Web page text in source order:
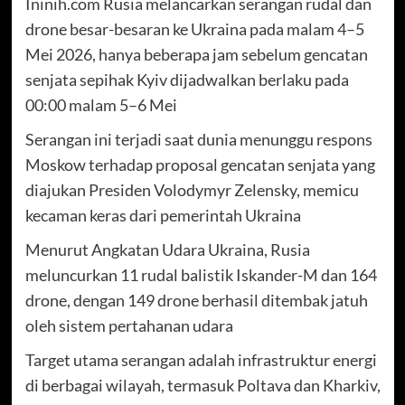
drone besar-besaran ke Ukraina pada malam 4–5
Mei 2026, hanya beberapa jam sebelum gencatan
senjata sepihak Kyiv dijadwalkan berlaku pada
00:00 malam 5–6 Mei
Serangan ini terjadi saat dunia menunggu respons
Moskow terhadap proposal gencatan senjata yang
diajukan Presiden Volodymyr Zelensky, memicu
kecaman keras dari pemerintah Ukraina
Menurut Angkatan Udara Ukraina, Rusia
meluncurkan 11 rudal balistik Iskander-M dan 164
drone, dengan 149 drone berhasil ditembak jatuh
oleh sistem pertahanan udara
Target utama serangan adalah infrastruktur energi
di berbagai wilayah, termasuk Poltava dan Kharkiv,